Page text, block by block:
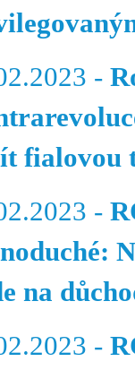
-
fialovou
-
na
-